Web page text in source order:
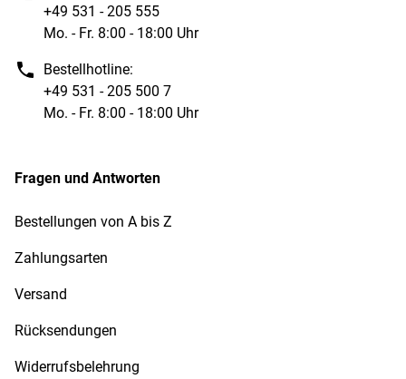
+49 531 - 205 555
Mo. - Fr. 8:00 - 18:00 Uhr
Bestellhotline:
+49 531 - 205 500 7
Mo. - Fr. 8:00 - 18:00 Uhr
Fragen und Antworten
Bestellungen von A bis Z
Zahlungsarten
Versand
Rücksendungen
Widerrufsbelehrung